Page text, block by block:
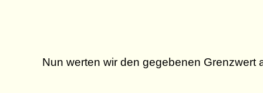
Nun werten wir den gegebenen Grenzwert